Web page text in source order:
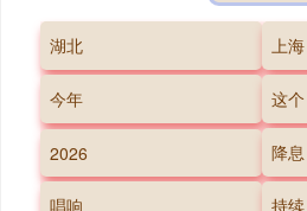
湖北 上海
今年 这个
2026 降息
唱响 持续